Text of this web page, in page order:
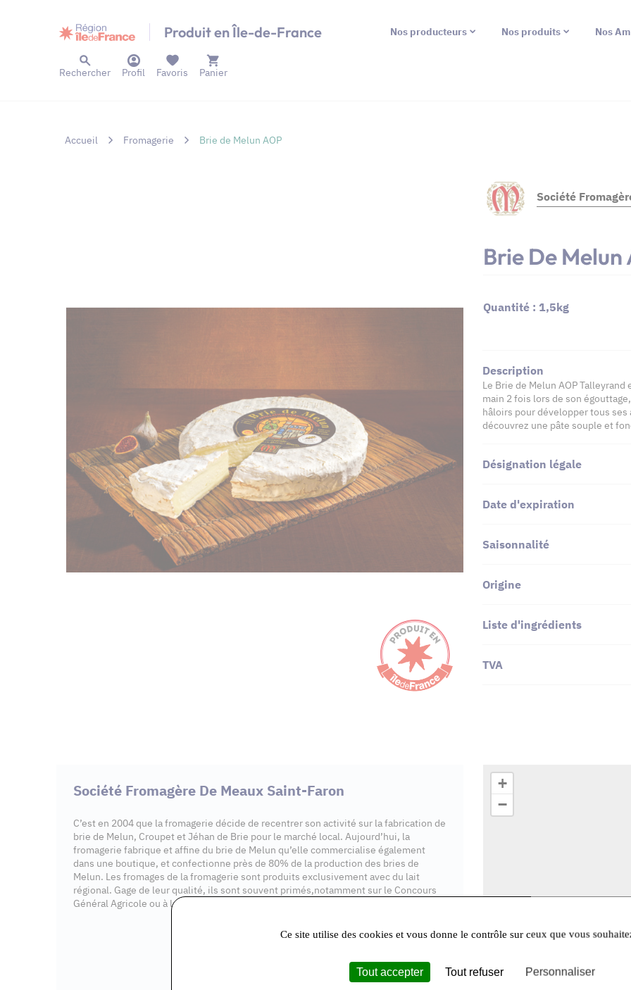
Produit en Île-de-France Nos producteurs Nos produits Nos
Rechercher Profil Panier
Favoris
Accueil Fromagerie Brie de Melun AOP
Société
Brie De Melun
Quantité : 1,5kg
Description
Le Brie de Melun AOP
main 2 fois lors de son
hâloirs pour développer tous ses
découvrez une pâte souple et
Désignation légale
Date d'expiration
Saisonnalité
Origine
Liste d'ingrédients
TVA
Société Fromagère De Meaux Saint-Faron
C’est en 2004 que la fromagerie décide de recentrer son activité sur la fabrication de
brie de Melun, Croupet et Jéhan de Brie pour le marché local. Aujourd’hui, la
fromagerie fabrique et affine du brie de Melun qu’elle commercialise également
dans une boutique, et confectionne près de 80% de la production des bries de
Melun. Les fromages de la fromagerie sont produits exclusivement avec du lait
régional. Gage de leur qualité, ils sont souvent primés,notamment sur le Concours
Général Agricole ou à la Foire de Coulommiers.
+
−
Ce site utilise des cookies et vous donne le contrôle sur ceux que vous
Tout accepter Tout refuser Personnaliser